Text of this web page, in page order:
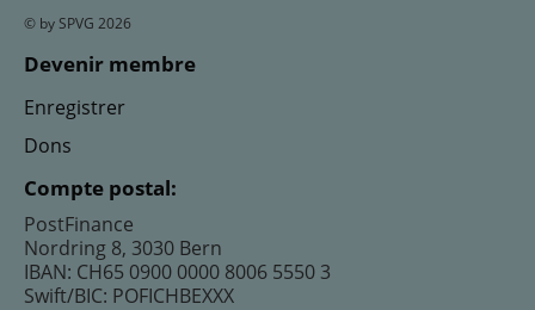
© by SPVG 2026
Devenir membre
Enregistrer
Dons
Compte postal:
PostFinance
Nordring 8, 3030 Bern
IBAN: CH65 0900 0000 8006 5550 3
Swift/BIC: POFICHBEXXX